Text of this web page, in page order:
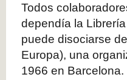
Todos
dependía la
puede disociarse
Europa), una
1966 en Barcelona.